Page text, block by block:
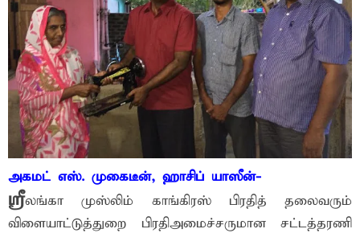
அகமட் எஸ். முகைடீன், ஹாசிப் யாஸீன்-
ஸ்ரீலங்கா முஸ்லிம் காங்கிரஸ் பிரதித் தலைவரும்
விளையாட்டுத்துறை பிரதிஅமைச்சருமான சட்டத்தரணி